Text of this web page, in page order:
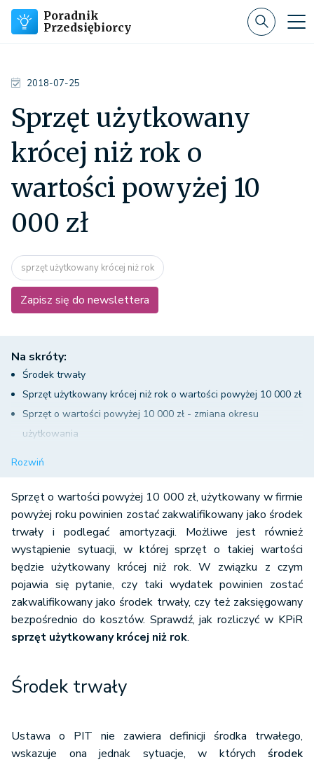
Poradnik
Przedsiębiorcy
2018-07-25
Sprzęt użytkowany
krócej niż rok o
wartości powyżej 10
000 zł
sprzęt użytkowany krócej niż rok
Zapisz się do newslettera
Na skróty:
Środek trwały
Sprzęt użytkowany krócej niż rok o wartości powyżej 10 000 zł
Sprzęt o wartości powyżej 10 000 zł - zmiana okresu
użytkowania
Amortyzacja jednorazowa
Rozwiń
Sprzęt o wartości powyżej 10 000 zł, użytkowany w firmie
powyżej roku powinien zostać zakwalifikowany jako środek
trwały i podlegać amortyzacji. Możliwe jest również
wystąpienie sytuacji, w której sprzęt o takiej wartości
będzie użytkowany krócej niż rok. W związku z czym
pojawia się pytanie, czy taki wydatek powinien zostać
zakwalifikowany jako środek trwały, czy też zaksięgowany
bezpośrednio do kosztów. Sprawdź, jak rozliczyć w KPiR
sprzęt użytkowany krócej niż rok.
Środek trwały
Ustawa o PIT nie zawiera definicji środka trwałego,
wskazuje ona jednak sytuacje, w których środek